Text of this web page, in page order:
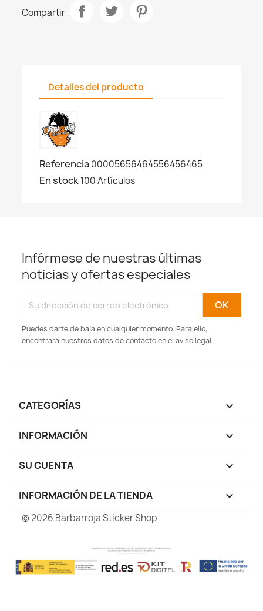
Compartir
Detalles del producto
Referencia00005656464556456465
En stock100 Artículos
Infórmese de nuestras últimas
noticias y ofertas especiales
Puedes darte de baja en cualquier momento. Para ello,
encontrará nuestros datos de contacto en el aviso legal.
CATEGORÍAS 
INFORMACIÓN 
SU CUENTA 
INFORMACIÓN DE LA TIENDA keyboard_arrow_down
© 2026 Barbarroja Sticker Shop